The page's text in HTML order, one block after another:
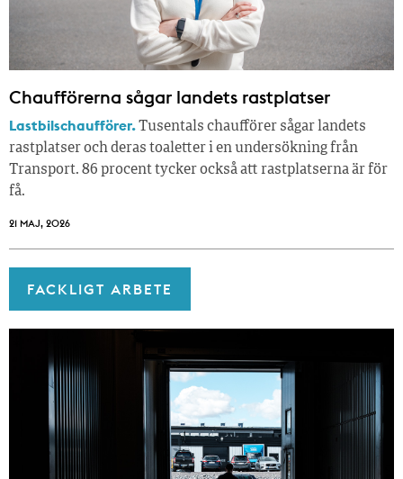
Chaufförerna sågar landets rastplatser
Lastbilschaufförer.Tusentals chaufförer sågar landets
rastplatser och deras toaletter i en undersökning från
Transport. 86 procent tycker också att rastplatserna är för
få.
21 MAJ, 2026
FACKLIGT ARBETE